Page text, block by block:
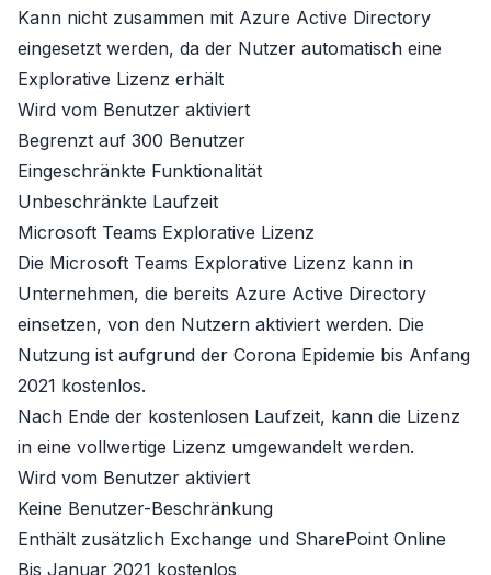
Kann nicht zusammen mit Azure Active Directory
eingesetzt werden, da der Nutzer automatisch eine
Explorative Lizenz erhält
Wird vom Benutzer aktiviert
Begrenzt auf 300 Benutzer
Eingeschränkte Funktionalität
Unbeschränkte Laufzeit
Microsoft Teams Explorative Lizenz
Die Microsoft Teams Explorative Lizenz kann in
Unternehmen, die bereits Azure Active Directory
einsetzen, von den Nutzern aktiviert werden. Die
Nutzung ist aufgrund der Corona Epidemie bis Anfang
2021 kostenlos.
Nach Ende der kostenlosen Laufzeit, kann die Lizenz
in eine vollwertige Lizenz umgewandelt werden.
Wird vom Benutzer aktiviert
Keine Benutzer-Beschränkung
Enthält zusätzlich Exchange und SharePoint Online
Bis Januar 2021 kostenlos